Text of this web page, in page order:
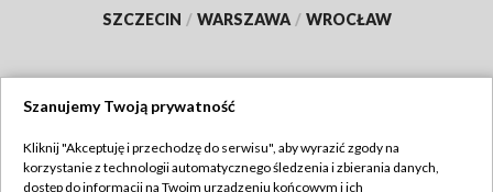
SZCZECIN / WARSZAWA / WROCŁAW
TVP
Szanujemy Twoją prywatność
Kliknij "Akceptuję i przechodzę do serwisu", aby wyrazić zgody na
korzystanie z technologii automatycznego śledzenia i zbierania danych,
dostęp do informacji na Twoim urządzeniu końcowym i ich